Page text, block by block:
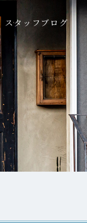
スタッフブログ